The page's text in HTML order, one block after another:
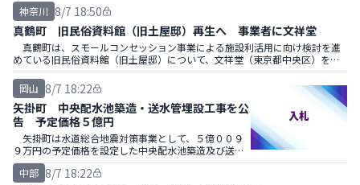
た。
神奈川 8/7 18:50
真鶴町 旧民俗資料館（旧土屋邸）再生へ 事業者に文祥堂
真鶴町は、スモールコンセッション事業による施設利活用に向け検討を進
めている旧民俗資料館（旧土屋邸）について、文祥堂（東京都中央区）を優
先交渉権者に選定、基本協定書を締結した。
岡山 8/7 18:22
矢掛町 中央配水池築造・送水管埋設工事を公
告 予定価格５億円
矢掛町は水道総合地震対策事業として、５億００９
９万円の予定価格を設定した中央配水池築造及び送水
管埋設工事の一般競争入札を公示した。施工方式は特
定建設工事共同企業体（ＪＶ）による共同施工方式。
中部 8/7 18:22